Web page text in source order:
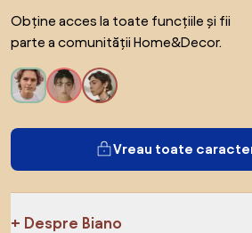
Obține acces la toate funcțiile și fii
parte a comunității Home&Decor.
Vreau toate
Despre Biano